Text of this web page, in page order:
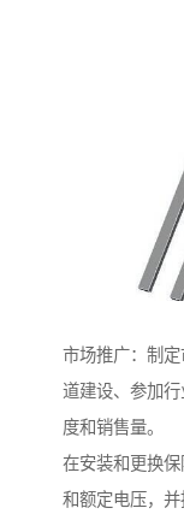
市场推广：制
道建设、参加
度和销售量。
在安装和更换
和额定电压，